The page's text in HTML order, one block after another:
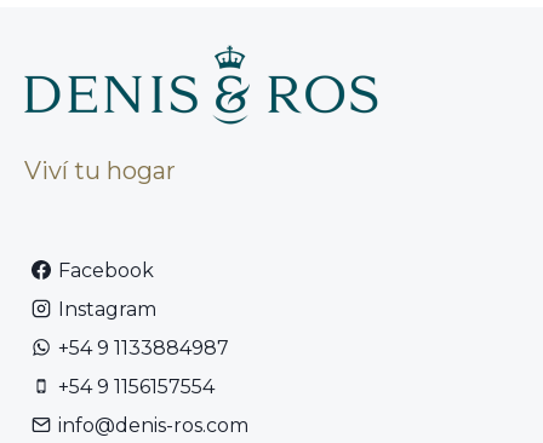
Viví tu hogar
Facebook
Instagram
+54 9 1133884987
+54 9 1156157554
info@denis-ros.com